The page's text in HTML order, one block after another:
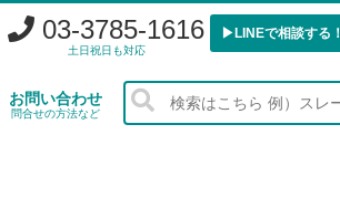
03-3785-1616
土日祝日も対応
▶︎LINEで相談する！
お問い合わせ
問合せの方法など